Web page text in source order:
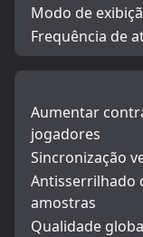
Modo de
Frequência de
Aumentar
jogadores
Sincronização
Antisserrilhado
amostras
Qualidade